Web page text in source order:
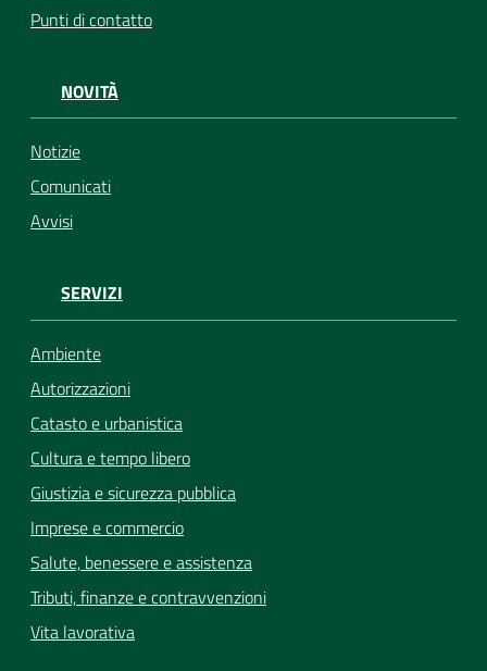
Punti di contatto
NOVITÀ
Notizie
Comunicati
Avvisi
SERVIZI
Ambiente
Autorizzazioni
Catasto e urbanistica
Cultura e tempo libero
Giustizia e sicurezza pubblica
Imprese e commercio
Salute, benessere e assistenza
Tributi, finanze e contravvenzioni
Vita lavorativa